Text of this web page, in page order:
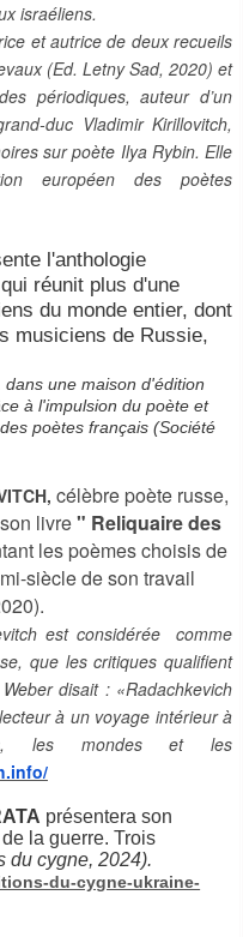
israéliens.
et autrice de deux recueils
(Ed. Letny Sad, 2020) et
périodiques, auteur d’un
duc Vladimir Kirillovitch,
sur poète Ilya Rybin. Elle
européen des poètes
l'anthologie
réunit plus d'une
du monde entier, dont
musiciens de Russie,
une maison d'édition
à l'impulsion du poète et
poètes français (Société
célèbre poète russe,
livre" Reliquaire des
les poèmes choisis de
siècle de son travail
est considérée comme
que les critiques qualifient
disait : «Radachkevich
à un voyage intérieur à
les mondes et les
présentera son
la guerre. Trois
du cygne, 2024).
du-cygne-ukraine-